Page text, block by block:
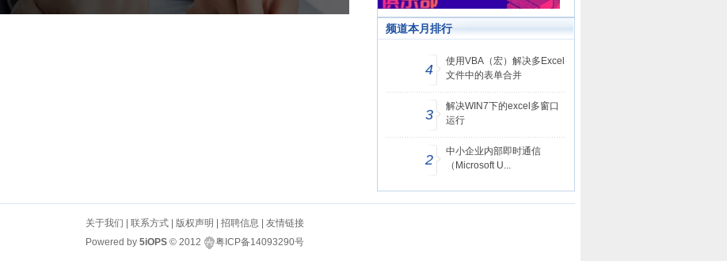
频道本月排行
4
使用VBA（宏）解决多Excel
文件中的表单合并
3
解决WIN7下的excel多窗口
运行
2
中小企业内部即时通信
（Microsoft U...
关于我们 联系方式 版权声明 招聘信息
友情链接
Powered by 5iOPS © 2012 粤ICP备14093290号